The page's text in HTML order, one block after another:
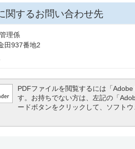
関するお問い合わせ先
理係
田937番地2
PDFファイルを閲覧するには「
す。お持ちでない方は、左記の「
ードボタンをクリックして、ソフト